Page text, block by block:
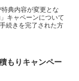
典内容が変更とな
キャペーンについて
続きを完了された方
もりキャンペー